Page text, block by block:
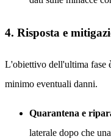
4. Risposta e
L'obiettivo dell'ultima fase
minimo eventuali danni.
Quarantena e
laterale dopo che